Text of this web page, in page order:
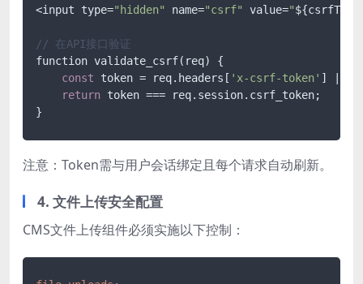
<input type="hidden" name="csrf" value="
// 在API接口验证
function validate_csrf(req) {
const token = req.headers[ 'x-csrf-token' ] ||
return token === req.session.csrf_token;
}
注意：Token需与用户会话绑定且每个请求自动刷新。
4. 文件上传安全配置
CMS文件上传组件必须实施以下控制：